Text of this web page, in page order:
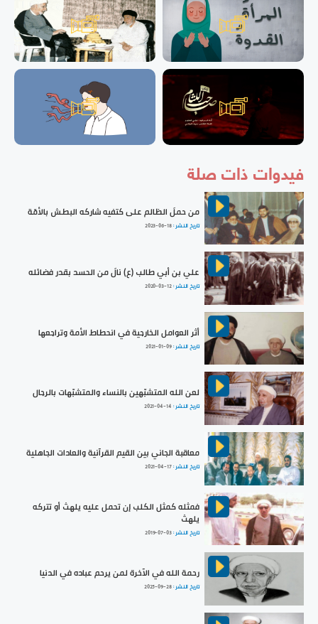
فيدوات ذات صلة
من حملَ الظالم على كتفيه شاركه البطش بالأمّة
تاريخ النشر :2023-06-18
علي بن أبي طالب (ع) نالَ من الحسد بقدر فضائله
تاريخ النشر :2020-03-12
أثر العوامل الخارجية في انحطاط الأمة وتراجعها
تاريخ النشر :2021-01-09
لعن الله المتشبّهين بالنساء والمتشبّهات بالرجال
تاريخ النشر : 2021-04-14
معاقبة الجاني بين القيم القرآنية والعادات الجاهلية
تاريخ النشر :2021-04-17
فمثله كمثل الكلب إن تحمل عليه يلهث أو تتركه
يلهث
تاريخ النشر :2019-07-03
رحمة الله في الآخرة لمن يرحم عباده في الدنيا
تاريخ النشر :2025-09-28